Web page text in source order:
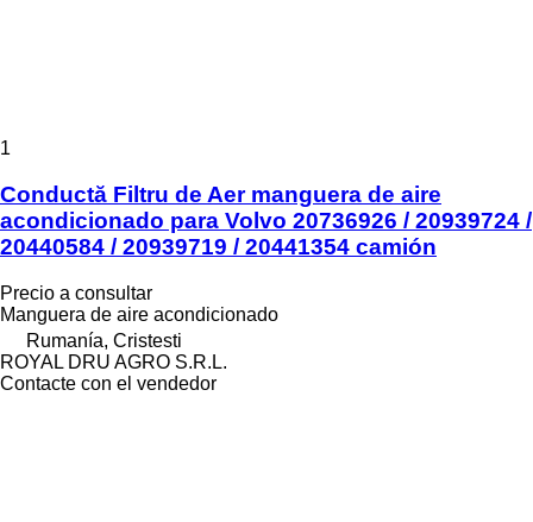
1
Conductă Filtru de Aer manguera de aire
acondicionado para Volvo 20736926 / 20939724 /
20440584 / 20939719 / 20441354 camión
Precio a consultar
Manguera de aire acondicionado
Rumanía, Cristesti
ROYAL DRU AGRO S.R.L.
Contacte con el vendedor